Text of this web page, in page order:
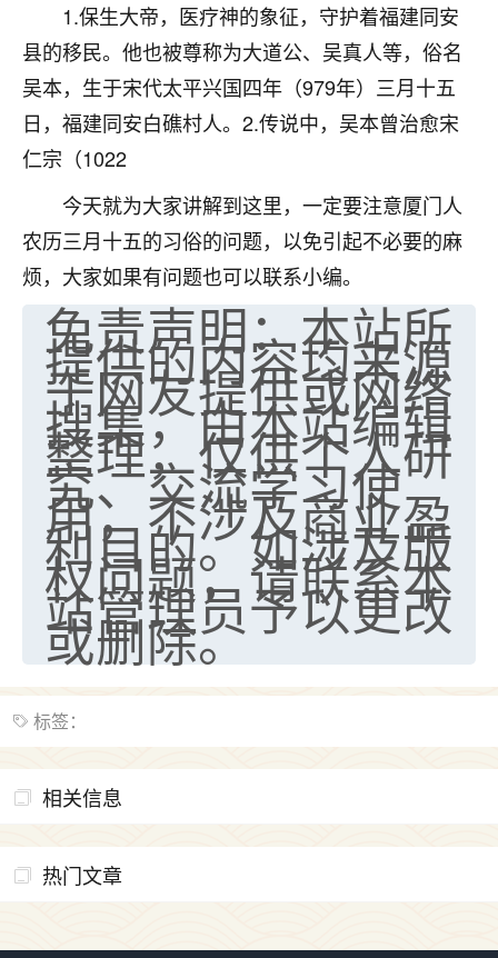
1.保生大帝，医疗神的象征，守护着福建同安
县的移民。他也被尊称为大道公、吴真人等，俗名
吴本，生于宋代太平兴国四年（979年）三月十五
日，福建同安白礁村人。2.传说中，吴本曾治愈宋
仁宗（1022
今天就为大家讲解到这里，一定要注意厦门人
农历三月十五的习俗的问题，以免引起不必要的麻
烦，大家如果有问题也可以联系小编。
免责声明：本站所
提供的内容均来源
于网友提供或网络
搜集，由本站编辑
整理，仅供个人研
究、交流学习使
用，不涉及商业盈
利目的。如涉及版
权问题，请联系本
站管理员予以更改
或删除。
标签：
相关信息
热门文章
做梦梦见她，后来也是朋友介绍，找到慧来老
师，安排了超度法事，做梦再也没有梦到过
了，一开始是半信半疑的，图个心安，给亡母
超度，现在看来，人不信也不行。
2天前 来自云南
优秀的张同学
老师收徒吗？？我对这些很感兴趣
2天前 来自山西 15